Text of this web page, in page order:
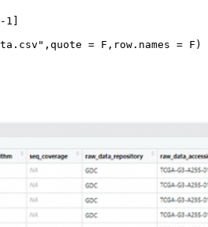
= F,row.names = F)